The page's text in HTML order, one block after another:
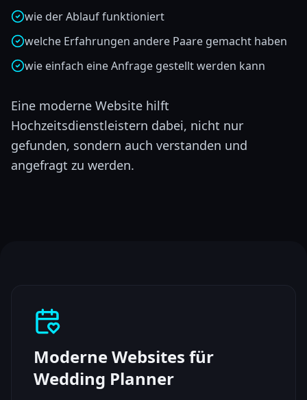
wie der Ablauf funktioniert
welche Erfahrungen andere Paare gemacht haben
wie einfach eine Anfrage gestellt werden kann
Eine moderne Website hilft
Hochzeitsdienstleistern dabei, nicht nur
gefunden, sondern auch verstanden und
angefragt zu werden.
Moderne Websites für
Wedding Planner